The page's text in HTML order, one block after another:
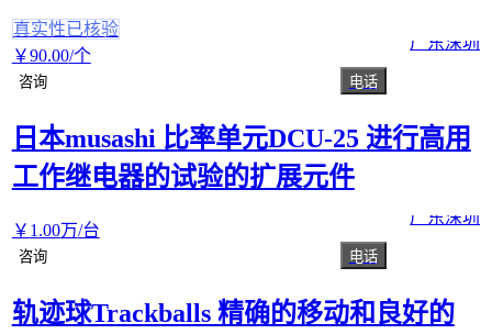
真实性已核验
￥90.00/个
广东深圳
咨询 电话
日本musashi 比率单元DCU-25 进行高用
工作继电器的试验的扩展元件
￥ 1.00万/台
广东深圳
咨询 电话
轨迹球Trackballs 精确的移动和良好的